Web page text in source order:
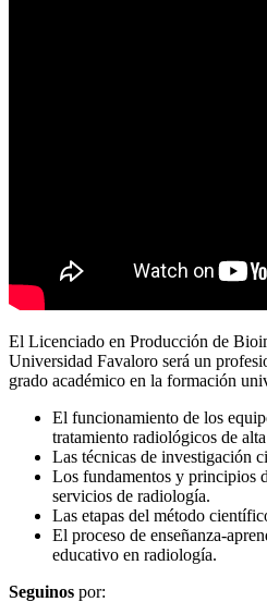
El Licenciado en Producción de
Universidad Favaloro será un
grado académico en la formación
El funcionamiento de los
tratamiento radiológicos de
Las técnicas de investigación
Los fundamentos y principios
servicios de radiología.
Las etapas del método
El proceso de enseñanza-
educativo en radiología.
Seguinos por: